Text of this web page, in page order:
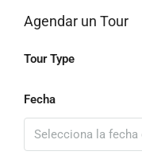
Agendar un Tour
Tour Type
Fecha